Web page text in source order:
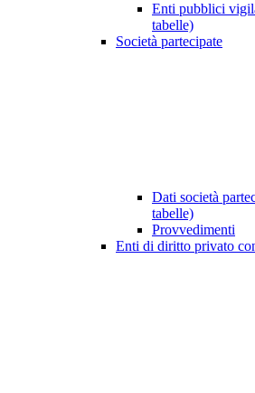
Enti pubblici
tabelle)
Società partecipate
Dati società
tabelle)
Provvedimenti
Enti di diritto privato